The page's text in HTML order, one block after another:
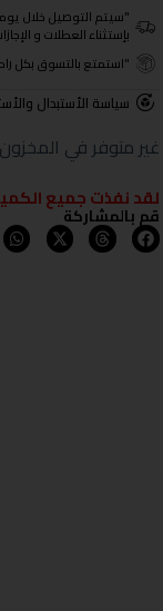
"سيتم التوصيل خلال يومي عمل
بإستثناء العطلات و
"استمتع بالتسوق بكل راحة! يمكنك
سياسة الأستبدال
غير متوفر في المخزون
لقد نفذت جميع
قم بالمشاركة